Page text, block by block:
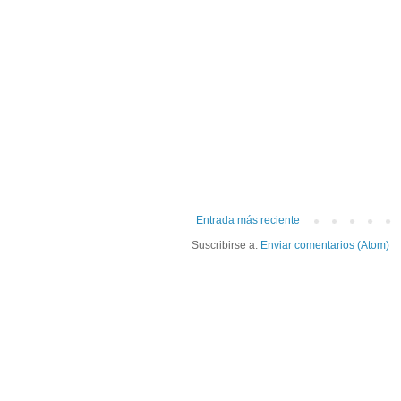
Entrada más reciente
Suscribirse a: Enviar comentarios (Atom)